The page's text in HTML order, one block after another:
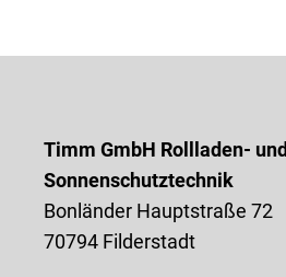
Timm GmbH Rollladen- und
Sonnenschutztechnik
Bonländer Hauptstraße 72
70794 Filderstadt